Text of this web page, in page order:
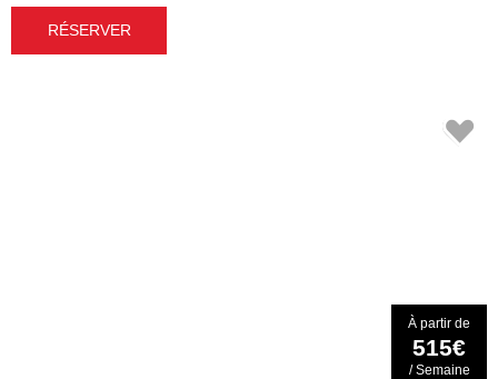
RÉSERVER
À partir de
515€
/ Semaine